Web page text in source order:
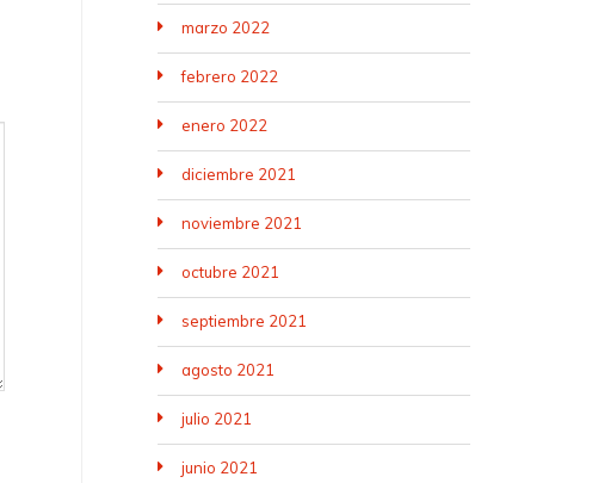
marzo 2022
febrero 2022
enero 2022
diciembre 2021
noviembre 2021
octubre 2021
septiembre 2021
agosto 2021
julio 2021
junio 2021